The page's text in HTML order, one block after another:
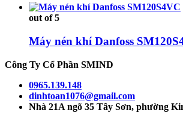
out of 5
Máy nén khí Danfoss
Công Ty Cổ Phần SMIND
0965.139.148
dinhtoan1076@gmail.com
Nhà 21A ngõ 35 Tây Sơn, phường